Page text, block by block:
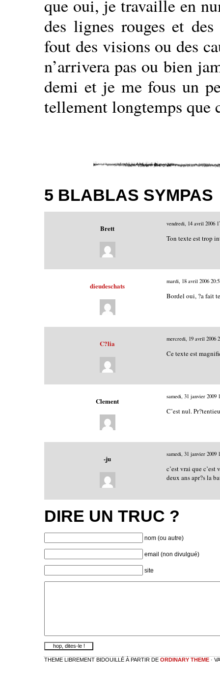
que oui, je travaille en
des lignes rouges et
fout des visions ou des
n’arrivera pas ou bien
demi et je me fous un
tellement longtemps que
5 BLABLAS SYMPAS
Brett vendredi, 14 avril 2006
Ton texte est trop
dieudeschats mardi, 18 avril 2006
Bordel oui, ?a fait
C?lia mercredi, 19 avril 2006
Ce texte est
Clement samedi, 31 janvier 2009
C’est nul.
-ju samedi, 31 janvier 2009
c’est vrai que
deux ans apr?s la
DIRE UN TRUC ?
nom (ou autre)
email (non divulgué)
site
THEME LIBREMENT BIDOUILLÉ À PARTIR DE ORDINARY THEME ·